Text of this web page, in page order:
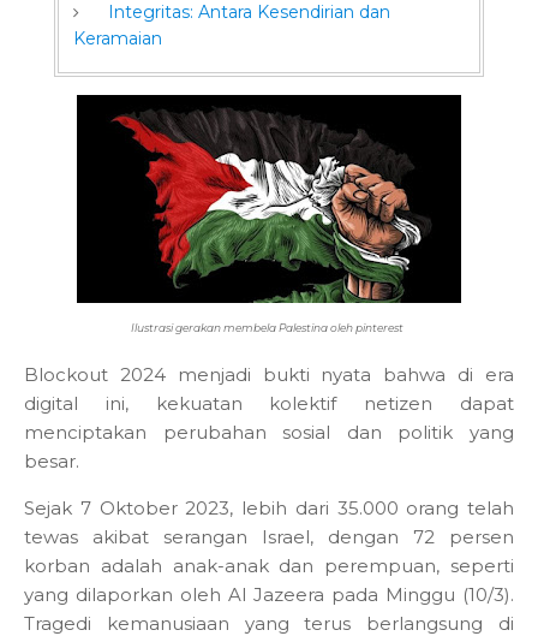
Integritas: Antara Kesendirian dan
Keramaian
Ilustrasi gerakan membela Palestina oleh pinterest
Blockout 2024 menjadi bukti nyata bahwa di era
digital ini, kekuatan kolektif netizen dapat
menciptakan perubahan sosial dan politik yang
besar.
Sejak 7 Oktober 2023, lebih dari 35.000 orang telah
tewas akibat serangan Israel, dengan 72 persen
korban adalah anak-anak dan perempuan, seperti
yang dilaporkan oleh Al Jazeera pada Minggu (10/3).
Tragedi kemanusiaan yang terus berlangsung di